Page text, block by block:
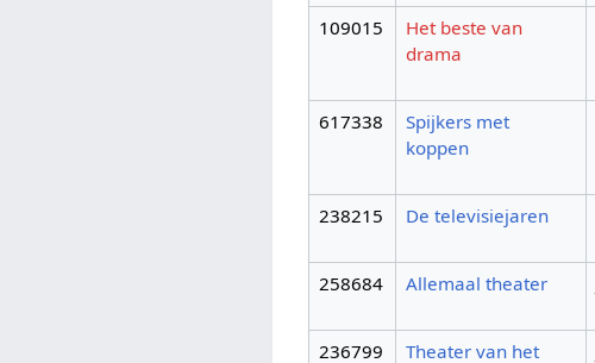
109015
Het beste van
drama
617338
Spijkers met
koppen
238215 De televisiejaren
258684 Allemaal theater
236799
Theater van het